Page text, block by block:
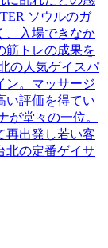
ソウルのガ
、入場できなか
筋トレの成果を
の人気ゲイスパ
ン。マッサージ
い評価を得てい
が堂々の一位。
再出発し若い客
北の定番ゲイサ